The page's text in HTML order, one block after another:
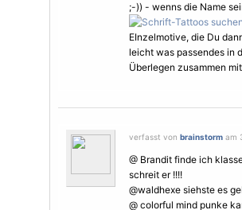
;-)) - wenns die Name
EInzelmotive, die Du
leicht was passendes in
Überlegen zusammen
verfasst von brainstorm am
@ Brandit finde ich
schreit er !!!!
@waldhexe siehste es
@ colorful mind punke